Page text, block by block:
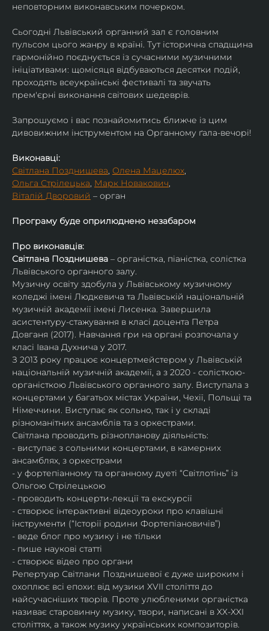
неповторним виконавським почерком.
​Сьогодні Львівський органний зал є головним
пульсом цього жанру в країні. Тут історична спадщина
гармонійно поєднується із сучасними музичними
ініціативами: щомісяця відбуваються десятки подій,
проходять всеукраїнські фестивалі та звучать
прем'єрні виконання світових шедеврів.
​Запрошуємо і вас познайомитись ближче із цим
дивовижним інструментом на Органному ґала-вечорі!
Виконавці:
Світлана Позднишева, Олена Мацелюх,
Ольга Стрілецька, Марк Новакович,
Віталій Дворовий – орган
Програму буде оприлюднено незабаром
Про виконавців:
Світлана Позднишева – органістка, піаністка, солістка
Львівського органного залу.
Музичну освіту здобула у Львівському музичному
коледжі імені Людкевича та Львівській національній
музичній академії імені Лисенка. Завершила
асистентуру-стажування в класі доцента Петра
Довганя (2017). Навчання гри на органі розпочала у
класі Івана Духнича у 2017.
З 2013 року працює концертмейстером у Львівській
національній музичній академії, а з 2020 - солісткою-
органісткою Львівського органного залу. Виступала з
концертами у багатьох містах України, Чехії, Польщі та
Німеччини. Виступає як сольно, так і у складі
різноманітних ансамблів та з оркестрами.​
Світлана проводить різнопланову діяльність:
- виступає з сольними концертами, в камерних
ансамблях, з оркестрами
- у фортепіанному та органному дуеті “Світлотінь” із
Ольгою Стрілецькою
- проводить концерти-лекції та екскурсії
- створює інтерактивні відеоуроки про клавішні
інструменти (“Історії родини Фортепіановичів”)
- веде блог про музику і не тільки
- пише наукові статті
- створює відео про органи
Репертуар Світлани Позднишевої є дуже широким і
охоплює всі епохи: від музики XVII століття до
найсучасніших творів. Проте улюбленими органістка
називає старовинну музику, твори, написані в XX-XXI
століттях, а також музику українських композиторів.